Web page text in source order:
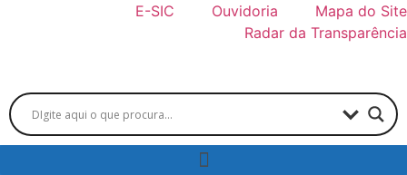
E-SIC Ouvidoria
Mapa do Site
Radar da Transparência